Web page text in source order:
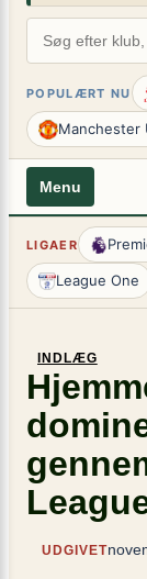
POPULÆRT NU
Manchester
Menu
LIGAER
League One
INDLÆG
UDGIVET